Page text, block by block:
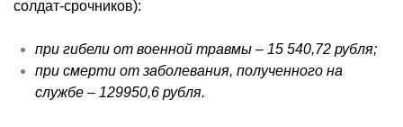
солдат-срочников):
при гибели от военной травмы – 15 540,72 рубля;
при смерти от заболевания, полученного на
службе – 129950,6 рубля.